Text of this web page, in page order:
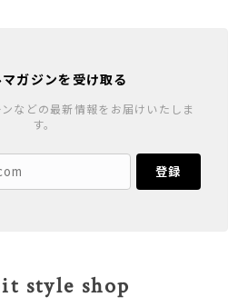
ガジンを受け取る
などの最新情報をお届けいたしま
す。
登録
style shop